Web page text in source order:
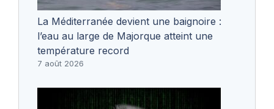
La Méditerranée devient une baignoire :
l’eau au large de Majorque atteint une
température record
7 août 2026